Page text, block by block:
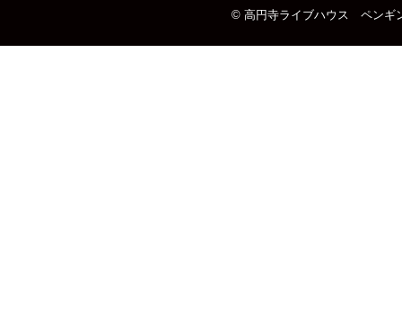
© 高円寺ライブハウス ペンギ